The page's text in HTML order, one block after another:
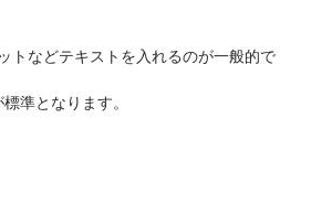
トなどテキストを入れるのが一般的で
準となります。